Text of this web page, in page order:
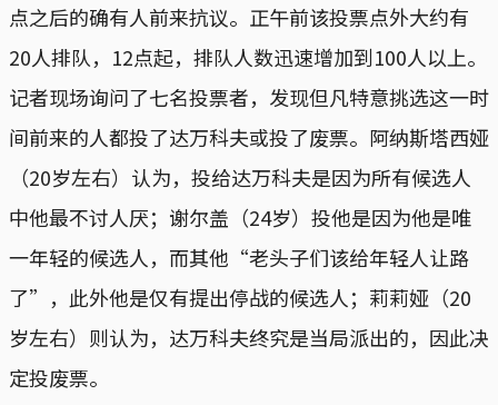
点之后的确有人前来抗议。正午前该投票点外大约有
20人排队，12点起，排队人数迅速增加到100人以上。
记者现场询问了七名投票者，发现但凡特意挑选这一时
间前来的人都投了达万科夫或投了废票。阿纳斯塔西娅
（20岁左右）认为，投给达万科夫是因为所有候选人
中他最不讨人厌；谢尔盖（24岁）投他是因为他是唯
一年轻的候选人，而其他“老头子们该给年轻人让路
了”，此外他是仅有提出停战的候选人；莉莉娅（20
岁左右）则认为，达万科夫终究是当局派出的，因此决
定投废票。